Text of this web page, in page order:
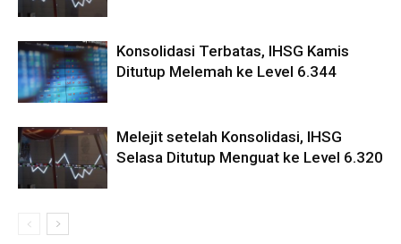
Konsolidasi Terbatas, IHSG Kamis
Ditutup Melemah ke Level 6.344
Melejit setelah Konsolidasi, IHSG
Selasa Ditutup Menguat ke Level 6.320